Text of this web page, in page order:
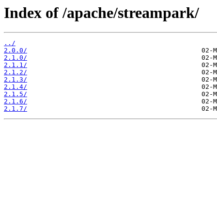
Index of /apache/streampark/
../
2.0.0/
2.1.0/
2.1.1/
2.1.2/
2.1.3/
2.1.4/
2.1.5/
2.1.6/
2.1.7/